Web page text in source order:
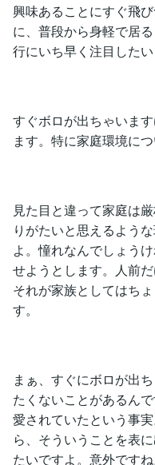
興味あることにすぐ飛
に、普段から身軽で居
行にいち早く注目したい
すぐボロが出ちゃいま
ます。特に家庭環境につ
見た目と違って家庭は
りがたいと思えるよう
よ。憧れなんでしょう
せようとします。人前
それが家族としてはち
す。
まぁ、すぐにボロが出
たくないことがあるん
愛されていたという事
ら、そういうことを表
たいですよ。意外ですね